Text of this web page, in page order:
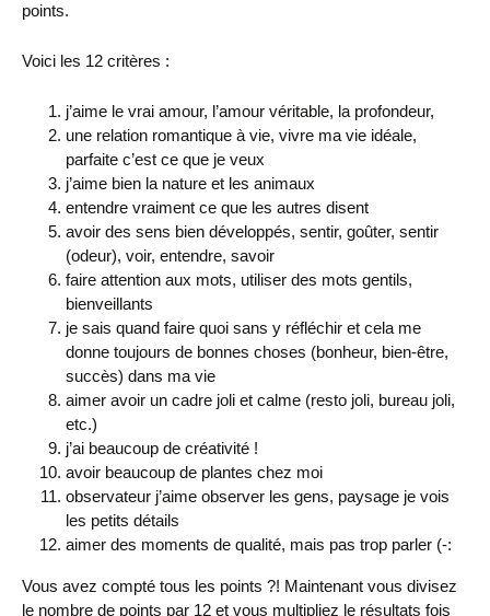
points.
Voici les 12 critères :
j’aime le vrai amour, l’amour véritable, la profondeur,
une relation romantique à vie, vivre ma vie idéale,
parfaite c’est ce que je veux
j’aime bien la nature et les animaux
entendre vraiment ce que les autres disent
avoir des sens bien développés, sentir, goûter, sentir
(odeur), voir, entendre, savoir
faire attention aux mots, utiliser des mots gentils,
bienveillants
je sais quand faire quoi sans y réfléchir et cela me
donne toujours de bonnes choses (bonheur, bien-être,
succès) dans ma vie
aimer avoir un cadre joli et calme (resto joli, bureau joli,
etc.)
j’ai beaucoup de créativité !
avoir beaucoup de plantes chez moi
observateur j’aime observer les gens, paysage je vois
les petits détails
aimer des moments de qualité, mais pas trop parler (-:
Vous avez compté tous les points ?! Maintenant vous divisez
le nombre de points par 12 et vous multipliez le résultats fois